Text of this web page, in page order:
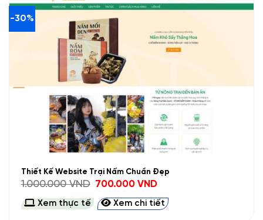
-30%
Thiết Kế Website Trại Nấm Chuẩn Đẹp
1.000.000VND
Giá
gốc
là:
1.000.000 VND.
700.000VNDGiá
tại
là:
700.000 VND.
Xem thực tế Xem chi tiết